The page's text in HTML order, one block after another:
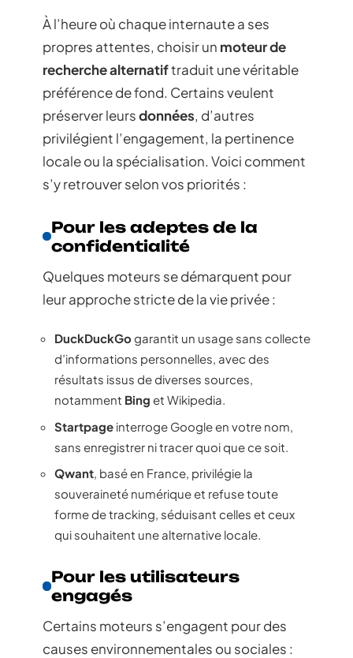
À l’heure où chaque internaute a ses
propres attentes, choisir un moteur de
recherche alternatiftraduit une véritable
préférence de fond. Certains veulent
préserver leursdonnées, d’autres
privilégient l’engagement, la pertinence
locale ou la spécialisation. Voici comment
s’y retrouver selon vos priorités :
Pour les adeptes de la
confidentialité
Quelques moteurs se démarquent pour
leur approche stricte de la vie privée :
DuckDuckGogarantit un usage sans collecte
d’informations personnelles, avec des
résultats issus de diverses sources,
notamment Bing et Wikipedia.
Startpage interroge Google en votre nom,
sans enregistrer ni tracer quoi que ce soit.
Qwant, basé en France, privilégie la
souveraineté numérique et refuse toute
forme de tracking, séduisant celles et ceux
qui souhaitent une alternative locale.
Pour les utilisateurs
engagés
Certains moteurs s’engagent pour des
causes environnementales ou sociales :